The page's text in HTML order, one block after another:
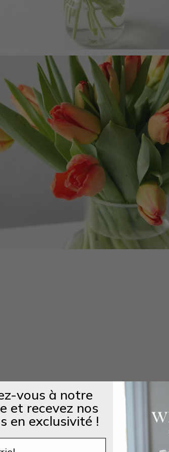
vous à notre
et recevez nos
en exclusivité !